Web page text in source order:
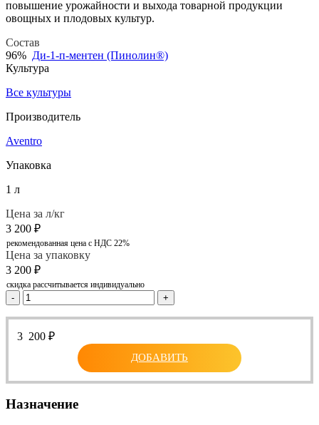
повышение урожайности и выхода товарной продукции
овощных и плодовых культур.
Состав
96% Ди-1-п-ментен (Пинолин®)
Культура
Все культуры
Производитель
Aventro
Упаковка
1 л
Цена за л/кг
3 200 ₽
рекомендованная цена с НДС 22%
Цена за упаковку
3 200 ₽
скидка рассчитывается индивидуально
- +
3 200 ₽
ДОБАВИТЬ
Назначение